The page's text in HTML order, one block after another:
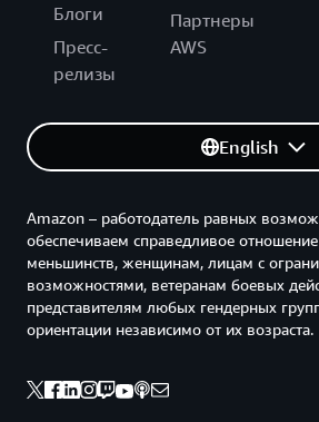
Блоги
Пресс-
релизы
Партнеры
AWS
English
Amazon – работодатель равных
обеспечиваем справедливое
меньшинств, женщинам, лицам с
возможностями, ветеранам боевых
представителям любых гендерных
ориентации независимо от их возраста.